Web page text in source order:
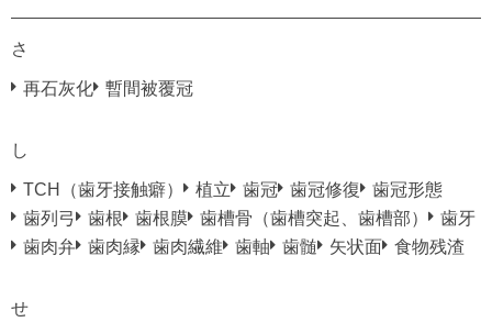
さ
再石灰化 暫間被覆冠
し
TCH（歯牙接触癖） 植立 歯冠 歯冠修復
歯冠形態
歯列弓
歯根 歯根膜 歯槽骨（歯槽突起、歯槽部）
歯牙
歯肉弁
歯肉縁 歯肉繊維 歯軸 歯髄 矢状面 食物残渣
せ